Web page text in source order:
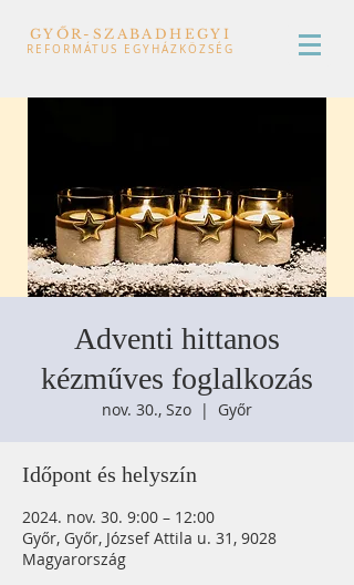
GYŐR-SZABADHEGYI
REFORMÁTUS EGYHÁZKÖZSÉG
Adventi hittanos
kézműves foglalkozás
nov. 30., Szo
  |
Győr
Időpont és helyszín
2024. nov. 30. 9:00 – 12:00
Győr, Győr, József Attila u. 31, 9028
Magyarország